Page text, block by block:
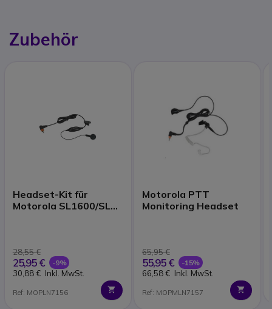
Zubehör
Headset-Kit für
Motorola SL1600/SL
28,55 €
25,95 € -9%
30,88 € Inkl. MwSt.
Ref: MOPLN7156
Motorola PTT
Monitoring Headset
65,95 €
55,95 € -15%
66,58 € Inkl. MwSt.
Ref: MOPMLN7157